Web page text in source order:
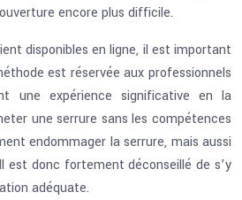
encore plus difficile.
disponibles en ligne, il est important
est réservée aux professionnels
une expérience significative en la
une serrure sans les compétences
endommager la serrure, mais aussi
est donc fortement déconseillé de s’y
adéquate.